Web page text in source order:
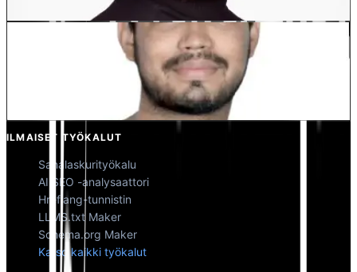
Kunal Singh Shekhawat
ILMAISET TYÖKALUT
Sanalaskurityökalu
AI SEO -analysaattori
Hreflang-tunnistin
LLMS.txt Maker
Schema.org Maker
Katso kaikki työkalut